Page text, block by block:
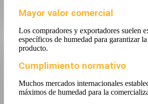
Mayor valor comercial
Los compradores y exportadores suelen
específicos de humedad para garantizar
producto.
Cumplimiento normativo
Muchos mercados internacionales
máximos de humedad para la